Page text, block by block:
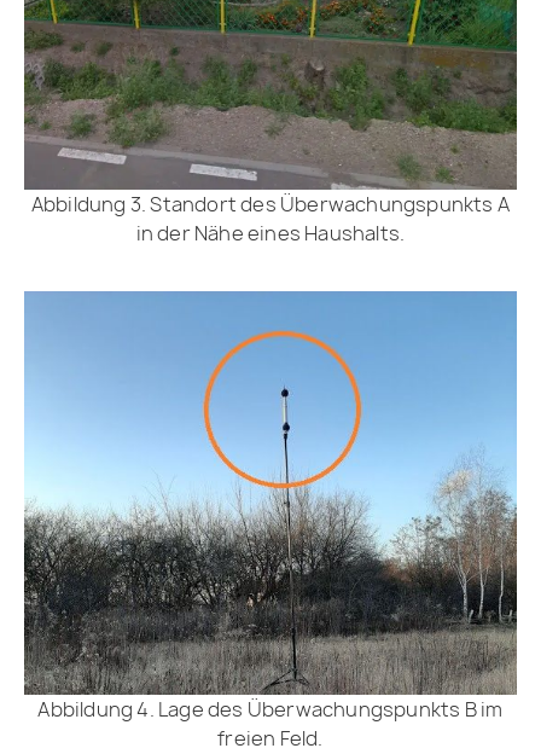
Abbildung 3. Standort des Überwachungspunkts A
in der Nähe eines Haushalts.
Abbildung 4. Lage des Überwachungspunkts B im
freien Feld.